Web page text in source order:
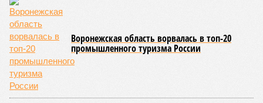
Воронежская область ворвалась в топ-20
промышленного туризма России